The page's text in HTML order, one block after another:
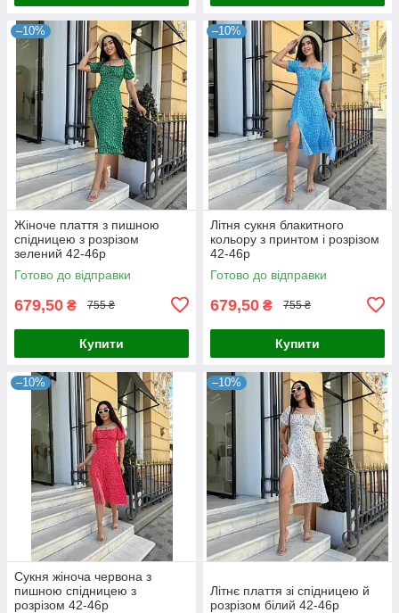
–10%
Жіноче плаття з пишною
спідницею з розрізом
зелений 42-46р
Готово до відправки
679,50 ₴ 755 ₴
Купити
–10%
Літня сукня блакитного
кольору з принтом і розрізом
42-46р
Готово до відправки
679,50 ₴ 755 ₴
Купити
–10%
Сукня жіноча червона з
пишною спідницею з
розрізом 42-46р
–10%
Літнє плаття зі спідницею й
розрізом білий 42-46р